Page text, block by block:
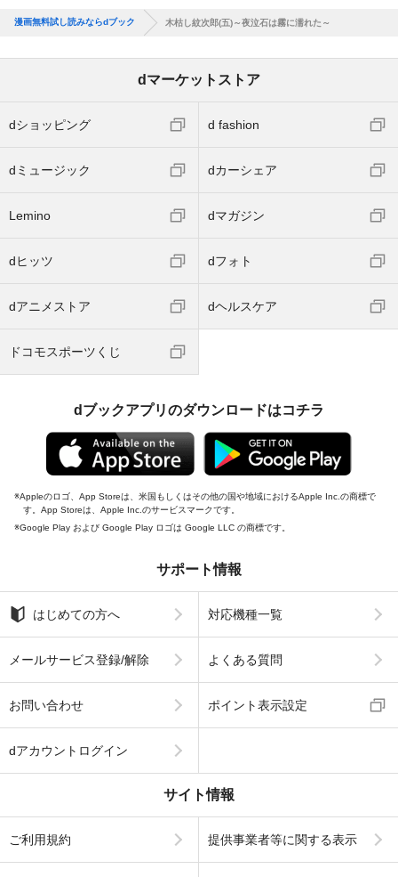
漫画無料試し読みならdブック 木枯し紋次郎(五)～夜泣石は霧に濡れた～
dマーケットストア
dショッピング d fashion
dミュージック dカーシェア
Lemino dマガジン
dヒッツ dフォト
dアニメストア dヘルスケア
ドコモスポーツくじ
dブックアプリのダウンロードはコチラ
Appleのロゴ、App Storeは、米国もしくはその他の国や地域におけるApple Inc.の商標で
す。App Storeは、Apple Inc.のサービスマークです。
Google Play および Google Play ロゴは Google LLC の商標です。
サポート情報
はじめての方へ 対応機種一覧
メールサービス登録/解除 よくある質問
お問い合わせ ポイント表示設定
dアカウントログイン
サイト情報
ご利用規約 提供事業者等に関する表示